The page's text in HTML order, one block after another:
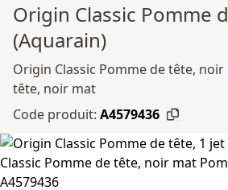
Origin Classic Pomme
(Aquarain)
Origin Classic Pomme de tête,
tête, noir mat
Code produit: A4579436